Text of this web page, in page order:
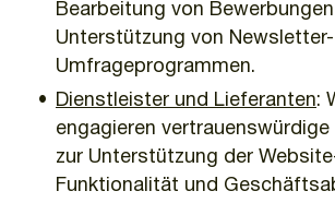
Bearbeitung von
Unterstützung von Newsletter-
Umfrageprogrammen.
Dienstleister und Lieferanten:
engagieren
zur Unterstützung der
Funktionalität und